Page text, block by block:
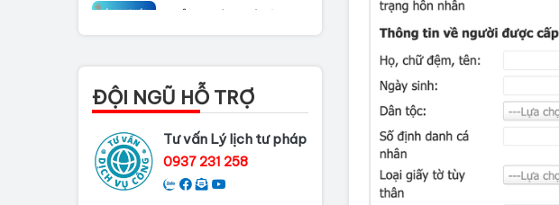
Tư Pháp tại Hồ Chí...
pháp tại Đồng Nai
Dịch vụ làm phiếu lý
Thủ tục làm Lý lịch tư
pháp tại Bình...
ĐỘI NGŨ HỖ TRỢ
Tư vấn Lý lịch tư pháp
0937 231 258